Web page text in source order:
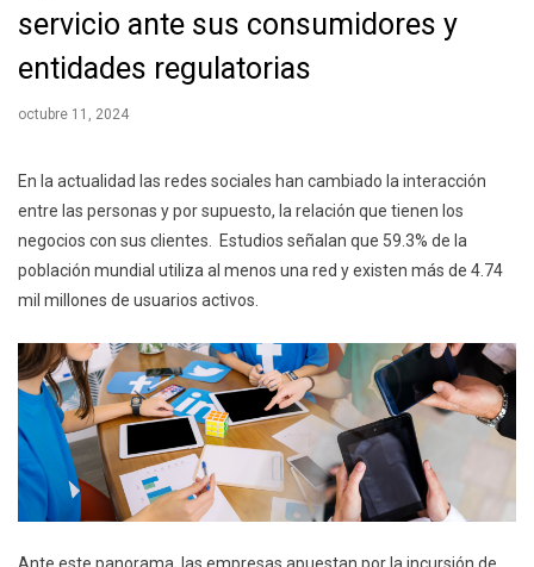
servicio ante sus consumidores y
entidades regulatorias
octubre 11, 2024
En la actualidad las redes sociales han cambiado la interacción
entre las personas y por supuesto, la relación que tienen los
negocios con sus clientes. Estudios señalan que 59.3% de la
población mundial utiliza al menos una red y existen más de 4.74
mil millones de usuarios activos.